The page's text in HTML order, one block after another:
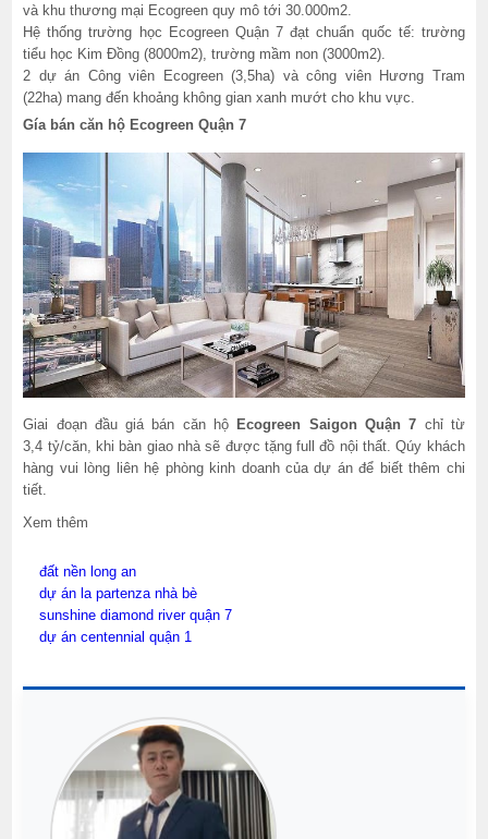
và khu thương mại Ecogreen quy mô tới 30.000m2.
Hệ thống trường học Ecogreen Quận 7 đạt chuẩn quốc tế: trường
tiểu học Kim Đồng (8000m2), trường mầm non (3000m2).
2 dự án Công viên Ecogreen (3,5ha) và công viên Hương Tram
(22ha) mang đến khoảng không gian xanh mướt cho khu vực.
Gía bán căn hộ Ecogreen Quận 7
Giai đoạn đầu giá bán căn hộ Ecogreen Saigon Quận 7 chỉ từ
3,4 tỷ/căn, khi bàn giao nhà sẽ được tặng full đồ nội thất. Qúy khách
hàng vui lòng liên hệ phòng kinh doanh của dự án để biết thêm chi
tiết.
Xem thêm
đất nền long an
dự án la partenza nhà bè
sunshine diamond river quận 7
dự án centennial quận 1